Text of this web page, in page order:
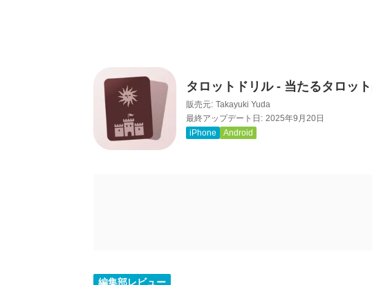
タロットドリル - 当たるタロッ
販売元: Takayuki Yuda
最終アップデート日: 2025年9月20日
iPhone
Android
編集部レビュー